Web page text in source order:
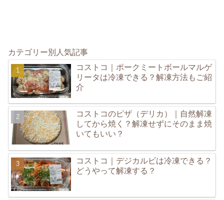
カテゴリー別人気記事
コストコ｜ポークミートボールマルゲ
リータは冷凍できる？解凍方法もご紹
介
コストコのピザ（デリカ）｜自然解凍
してから焼く？解凍せずにそのまま焼
いてもいい？
コストコ｜デジカルビは冷凍できる？
どうやって解凍する？